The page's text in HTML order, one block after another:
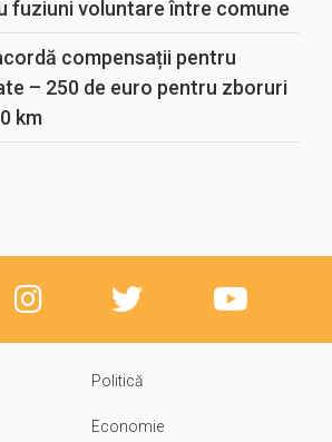
fuziuni voluntare între comune
compensații pentru
– 250 de euro pentru zboruri
km
Politică
Economie